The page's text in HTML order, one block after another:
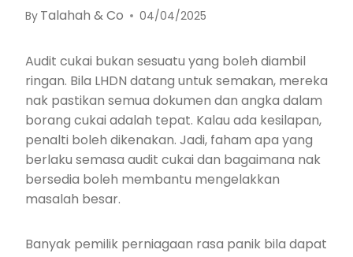
By Talahah & Co 04/04/2025
Audit cukai bukan sesuatu yang boleh diambil
ringan. Bila LHDN datang untuk semakan, mereka
nak pastikan semua dokumen dan angka dalam
borang cukai adalah tepat. Kalau ada kesilapan,
penalti boleh dikenakan. Jadi, faham apa yang
berlaku semasa audit cukai dan bagaimana nak
bersedia boleh membantu mengelakkan
masalah besar.
Banyak pemilik perniagaan rasa panik bila dapat